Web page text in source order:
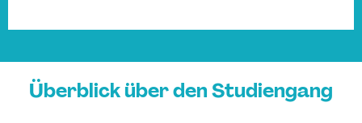
Überblick über den Studiengang